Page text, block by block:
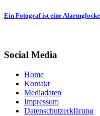
Ein Fotograf ist eine Alarmglocke
Social Media
Home
Kontakt
Mediadaten
Impressum
Datenschutzerklärung